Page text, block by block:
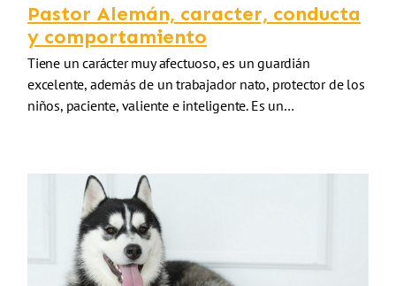
Pastor Alemán, caracter, conducta
y comportamiento
Tiene un carácter muy afectuoso, es un guardián
excelente, además de un trabajador nato, protector de los
niños, paciente, valiente e inteligente. Es un…